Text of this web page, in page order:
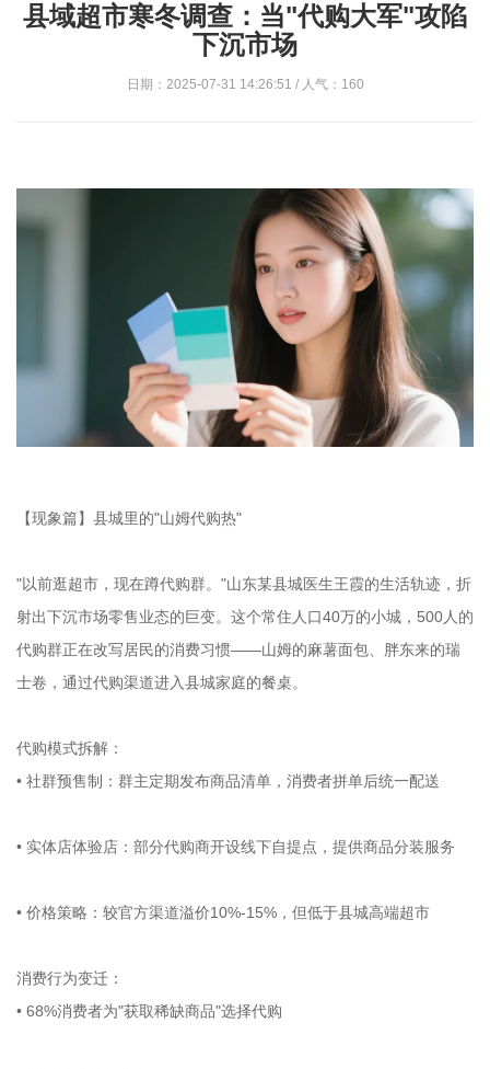
县域超市寒冬调查：当"代购大军"攻陷
下沉市场
日期：2025-07-31 14:26:51 / 人气：160
【现象篇】县城里的"山姆代购热"
"以前逛超市，现在蹲代购群。"山东某县城医生王霞的生活轨迹，折
射出下沉市场零售业态的巨变。这个常住人口40万的小城，500人的
代购群正在改写居民的消费习惯——山姆的麻薯面包、胖东来的瑞
士卷，通过代购渠道进入县城家庭的餐桌。
代购模式拆解：
• 社群预售制：群主定期发布商品清单，消费者拼单后统一配送
• 实体店体验店：部分代购商开设线下自提点，提供商品分装服务
• 价格策略：较官方渠道溢价10%-15%，但低于县城高端超市
消费行为变迁：
• 68%消费者为"获取稀缺商品"选择代购